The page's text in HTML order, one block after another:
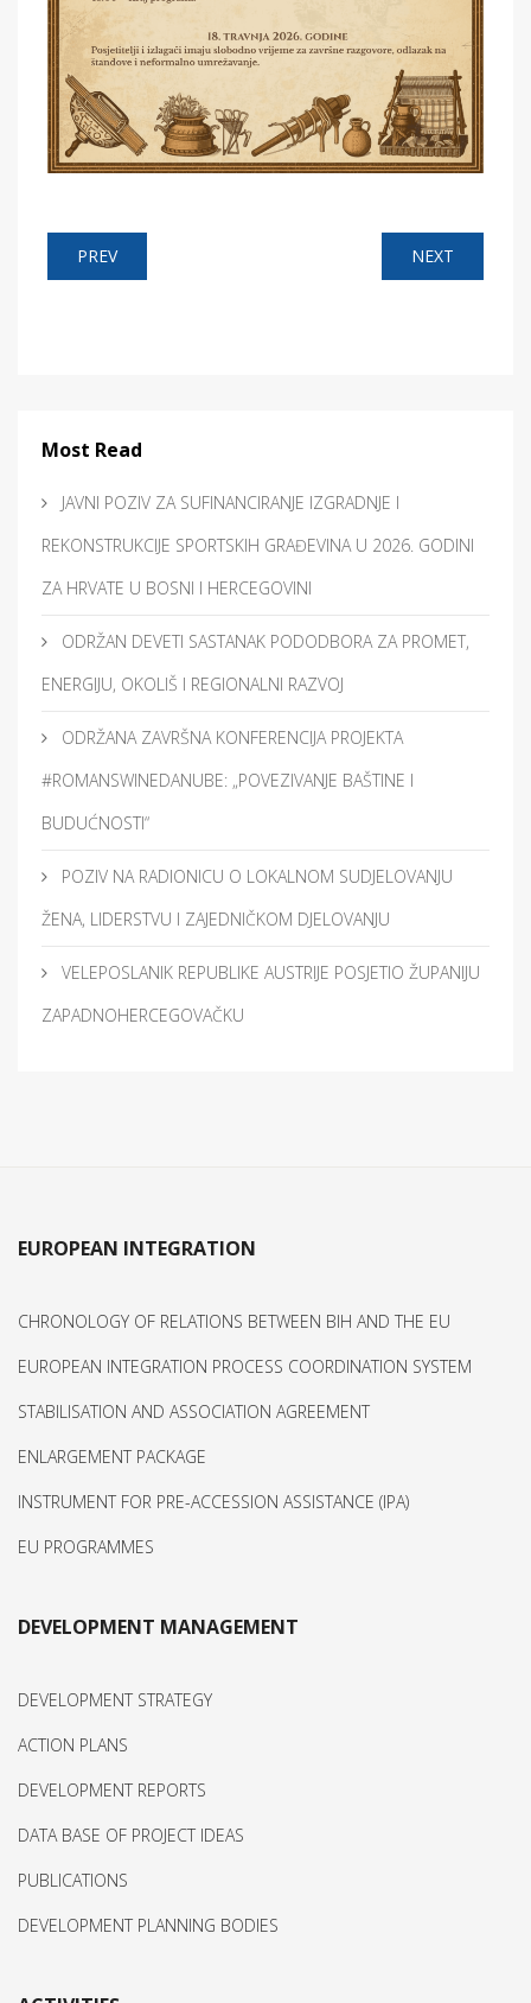
PREV NEXT
Most Read
JAVNI POZIV ZA SUFINANCIRANJE IZGRADNJE I
REKONSTRUKCIJE SPORTSKIH GRAĐEVINA U 2026. GODINI
ZA HRVATE U BOSNI I HERCEGOVINI
ODRŽAN DEVETI SASTANAK PODODBORA ZA PROMET,
ENERGIJU, OKOLIŠ I REGIONALNI RAZVOJ
ODRŽANA ZAVRŠNA KONFERENCIJA PROJEKTA
#ROMANSWINEDANUBE: „POVEZIVANJE BAŠTINE I
BUDUĆNOSTI“
POZIV NA RADIONICU O LOKALNOM SUDJELOVANJU
ŽENA, LIDERSTVU I ZAJEDNIČKOM DJELOVANJU
VELEPOSLANIK REPUBLIKE AUSTRIJE POSJETIO ŽUPANIJU
ZAPADNOHERCEGOVAČKU
EUROPEAN INTEGRATION
CHRONOLOGY OF RELATIONS BETWEEN BIH AND THE EU
EUROPEAN INTEGRATION PROCESS COORDINATION SYSTEM
STABILISATION AND ASSOCIATION AGREEMENT
ENLARGEMENT PACKAGE
INSTRUMENT FOR PRE-ACCESSION ASSISTANCE (IPA)
EU PROGRAMMES
DEVELOPMENT MANAGEMENT
DEVELOPMENT STRATEGY
ACTION PLANS
DEVELOPMENT REPORTS
DATA BASE OF PROJECT IDEAS
PUBLICATIONS
DEVELOPMENT PLANNING BODIES